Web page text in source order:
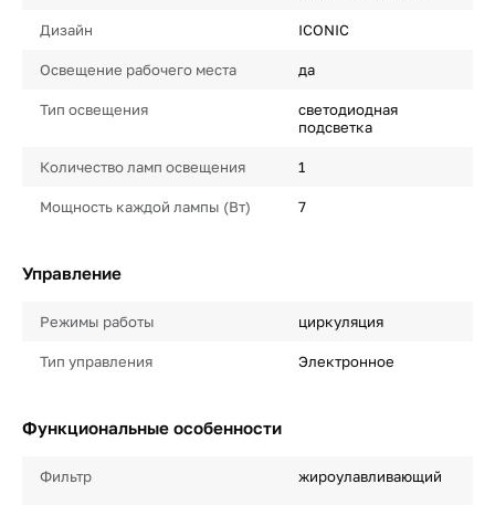
Дизайн ICONIC
Освещение рабочего места да
Тип освещения
светодиодная
подсветка
Количество ламп освещения 1
Мощность каждой лампы (Вт) 7
Управление
Режимы работы циркуляция
Тип управления Электронное
Функциональные особенности
Фильтр жироулавливающий